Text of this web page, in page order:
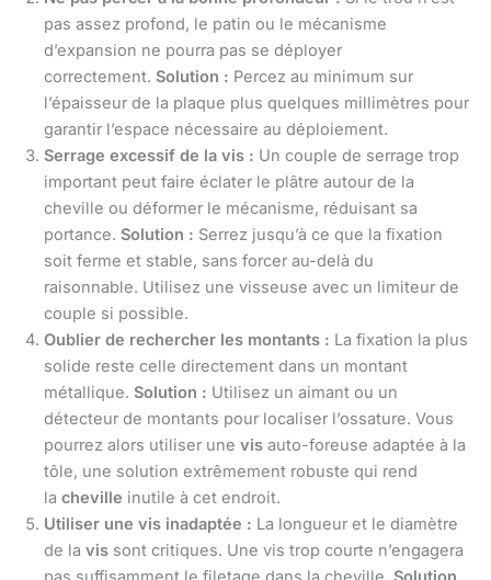
pas assez profond, le patin ou le mécanisme
d’expansion ne pourra pas se déployer
correctement. Solution : Percez au minimum sur
l’épaisseur de la plaque plus quelques millimètres pour
garantir l’espace nécessaire au déploiement.
Serrage excessif de la vis : Un couple de serrage trop
important peut faire éclater le plâtre autour de la
cheville ou déformer le mécanisme, réduisant sa
portance. Solution : Serrez jusqu’à ce que la fixation
soit ferme et stable, sans forcer au-delà du
raisonnable. Utilisez une visseuse avec un limiteur de
couple si possible.
Oublier de rechercher les montants : La fixation la plus
solide reste celle directement dans un montant
métallique. Solution : Utilisez un aimant ou un
détecteur de montants pour localiser l’ossature. Vous
pourrez alors utiliser une vis auto-foreuse adaptée à la
tôle, une solution extrêmement robuste qui rend
la cheville inutile à cet endroit.
Utiliser une vis inadaptée : La longueur et le diamètre
de la vis sont critiques. Une vis trop courte n’engagera